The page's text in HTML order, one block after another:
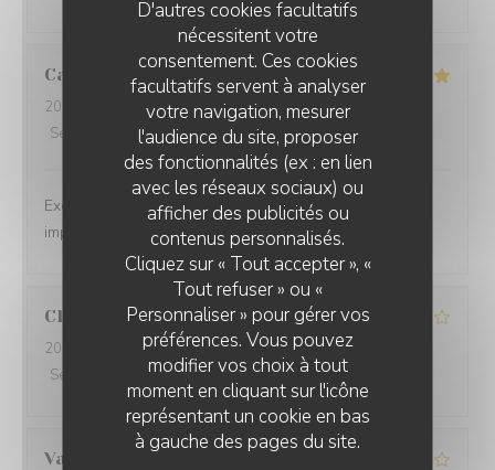
D'autres cookies facultatifs
nécessitent votre
consentement. Ces cookies
facultatifs servent à analyser
votre navigation, mesurer
l'audience du site, proposer
des fonctionnalités (ex : en lien
avec les réseaux sociaux) ou
afficher des publicités ou
contenus personnalisés.
Cliquez sur « Tout accepter », «
Tout refuser » ou «
Personnaliser » pour gérer vos
préférences. Vous pouvez
modifier vos choix à tout
moment en cliquant sur l'icône
représentant un cookie en bas
à gauche des pages du site.
Catherine L
2026-08-08
- 12:30 - Couverts 3
Service
Ambiance:5 /5 Cuisine : 5/5 Qualité / Prix
Excellent repas dans un cadre magnifique, service
impeccable.
Claire
2026-08-08
- 12:00 - Couverts 2
Service
Ambiance:4 /5 Cuisine:3/5 Qualité / Prix
Valentin